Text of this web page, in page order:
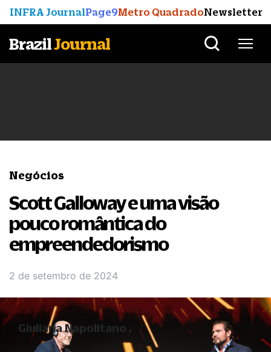
INFRA JournalPage9Metro QuadradoNewsletter
BrazilJournal
Negócios
Scott Galloway e uma visão
pouco romântica do
empreendedorismo
2 de setembro de 2024
Giuliana Napolitano